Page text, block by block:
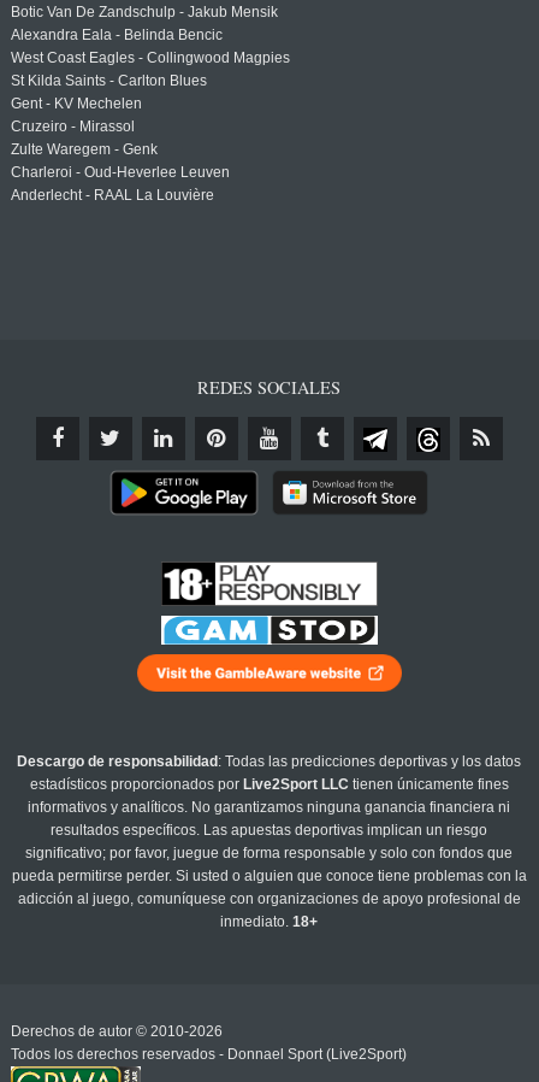
Botic Van De Zandschulp - Jakub Mensik
Alexandra Eala - Belinda Bencic
West Coast Eagles - Collingwood Magpies
St Kilda Saints - Carlton Blues
Gent - KV Mechelen
Cruzeiro - Mirassol
Zulte Waregem - Genk
Charleroi - Oud-Heverlee Leuven
Anderlecht - RAAL La Louvière
REDES SOCIALES
Descargo de responsabilidad : Todas las predicciones deportivas y los datos
estadísticos proporcionados por Live2Sport LLC tienen únicamente fines
informativos y analíticos. No garantizamos ninguna ganancia financiera ni
resultados específicos. Las apuestas deportivas implican un riesgo
significativo; por favor, juegue de forma responsable y solo con fondos que
pueda permitirse perder. Si usted o alguien que conoce tiene problemas con la
adicción al juego, comuníquese con organizaciones de apoyo profesional de
inmediato.18+
Derechos de autor © 2010-2026
Todos los derechos reservados - Donnael Sport (Live2Sport)